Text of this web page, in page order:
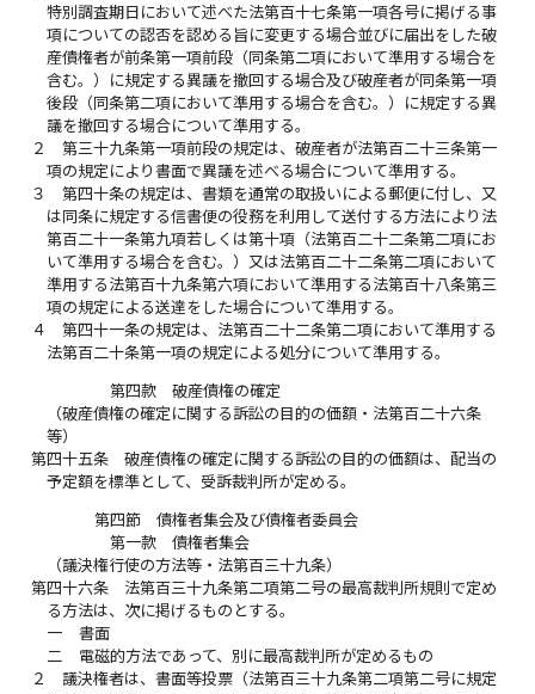
特別調査期日において述べた法第百十七条第一項各号に掲げる事
項についての認否を認める旨に変更する場合並びに届出をした破
産債権者が前条第一項前段（同条第二項において準用する場合を
含む。）に規定する異議を撤回する場合及び破産者が同条第一項
後段（同条第二項において準用する場合を含む。）に規定する異
議を撤回する場合について準用する。
２
第三十九条第一項前段の規定は、破産者が法第百二十三条第一
項の規定により書面で異議を述べる場合について準用する。
３
第四十条の規定は、書類を通常の取扱いによる郵便に付し、又
は同条に規定する信書便の役務を利用して送付する方法により法
第百二十一条第九項若しくは第十項（法第百二十二条第二項にお
いて準用する場合を含む。）又は法第百二十二条第二項において
準用する法第百十九条第六項において準用する法第百十八条第三
項の規定による送達をした場合について準用する。
４
第四十一条の規定は、法第百二十二条第二項において準用する
法第百二十条第一項の規定による処分について準用する。
第四款 破産債権の確定
（破産債権の確定に関する訴訟の目的の価額・法第百二十六条
等）
第四十五条
破産債権の確定に関する訴訟の目的の価額は、配当の
予定額を標準として、受訴裁判所が定める。
第四節 債権者集会及び債権者委員会
第一款 債権者集会
（議決権行使の方法等・法第百三十九条）
第四十六条
法第百三十九条第二項第二号の最高裁判所規則で定め
る方法は、次に掲げるものとする。
一
書面
二
電磁的方法であって、別に最高裁判所が定めるもの
２
議決権者は、書面等投票（法第百三十九条第二項第二号に規定